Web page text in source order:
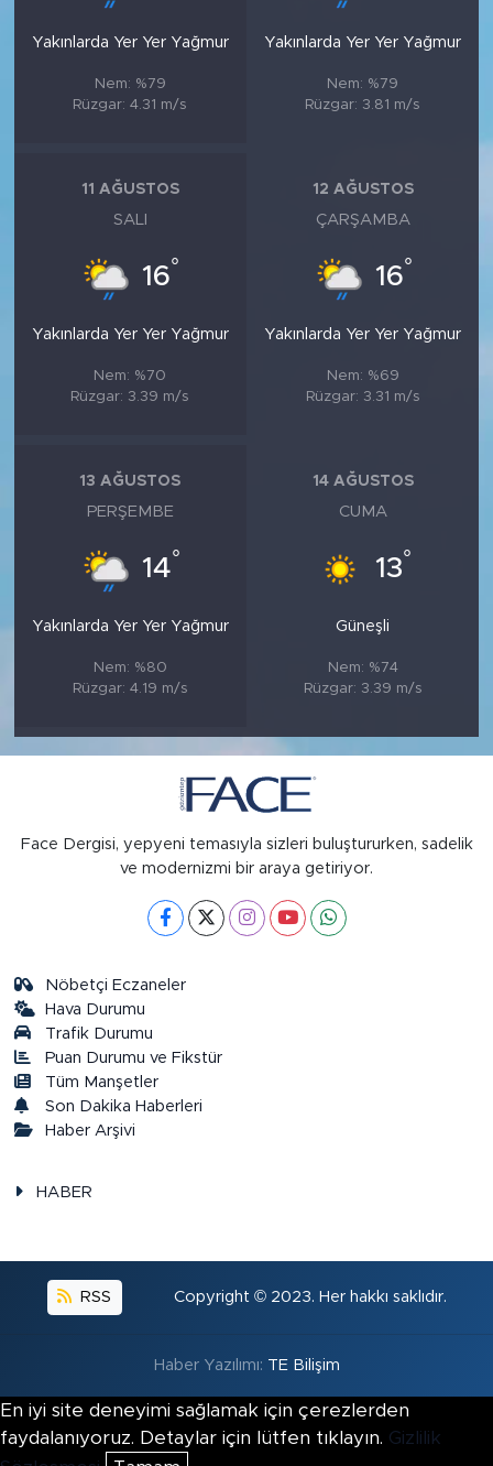
Yakınlarda Yer Yer Yağmur
Nem: %79
Rüzgar: 4.31 m/s
Yakınlarda Yer Yer Yağmur
Nem: %79
Rüzgar: 3.81 m/s
11 AĞUSTOS
SALI
16°
Yakınlarda Yer Yer Yağmur
Nem: %70
Rüzgar: 3.39 m/s
12 AĞUSTOS
ÇARŞAMBA
16°
Yakınlarda Yer Yer Yağmur
Nem: %69
Rüzgar: 3.31 m/s
13 AĞUSTOS
PERŞEMBE
14°
Yakınlarda Yer Yer Yağmur
Nem: %80
Rüzgar: 4.19 m/s
14 AĞUSTOS
CUMA
13°
Güneşli
Nem: %74
Rüzgar: 3.39 m/s
Face Dergisi, yepyeni temasıyla sizleri buluştururken, sadelik
ve modernizmi bir araya getiriyor.
Nöbetçi Eczaneler
Hava Durumu
Trafik Durumu
Puan Durumu ve Fikstür
Tüm Manşetler
Son Dakika Haberleri
Haber Arşivi
HABER
RSS Copyright © 2023. Her hakkı saklıdır.
Haber Yazılımı: TE Bilişim
En iyi site deneyimi sağlamak için çerezlerden
faydalanıyoruz. Detaylar için lütfen tıklayın. Gizlilik